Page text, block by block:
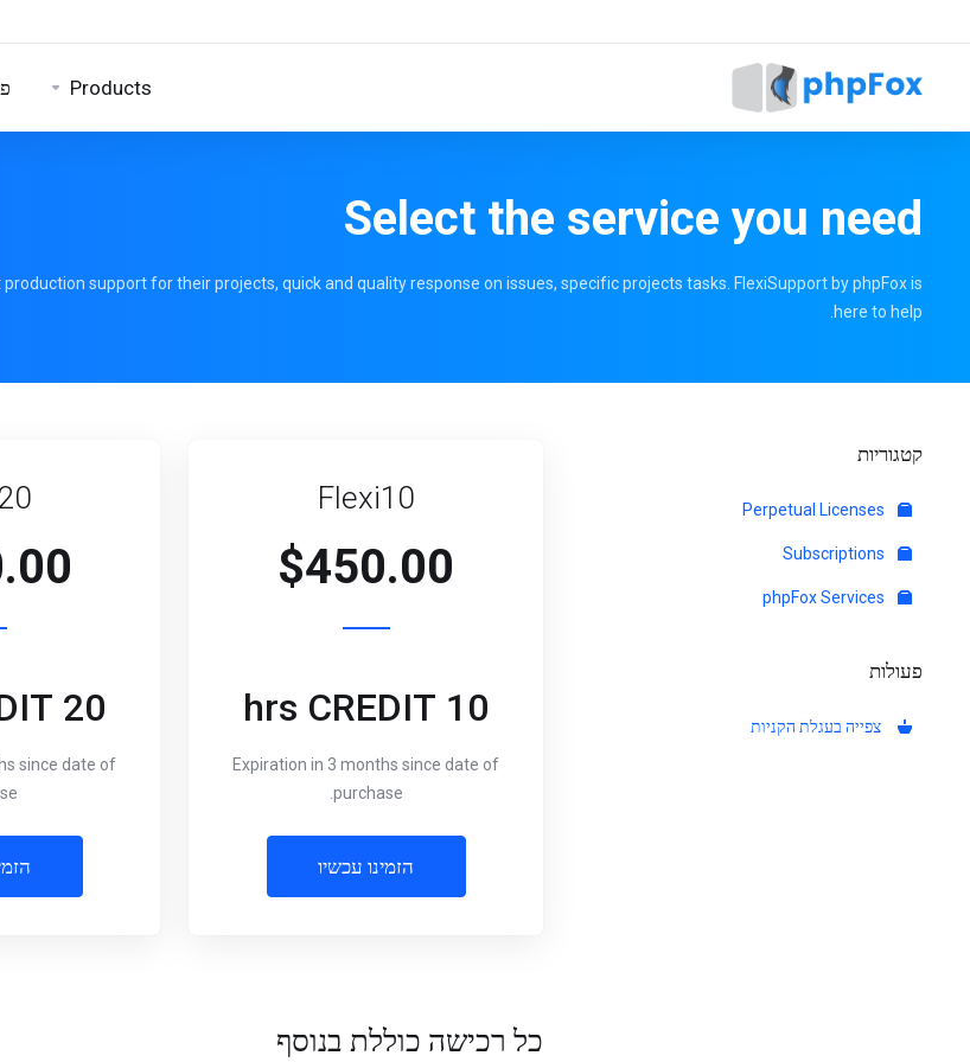
Products
Select the service you need
support for their projects, quick and quality response on issues, specific projects tasks. FlexiSupport by phpFox is
here to help.
קטגוריות
פעולות
צפייה בעגלת הקניות
Flexi10
$450.00
10 hrs CREDIT
Expiration in 3 months since date of
purchase.
הזמינו עכשיו
20 hrs CREDIT
since date of
כל רכישה כוללת בנוסף